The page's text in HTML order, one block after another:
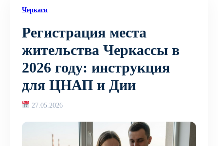
Черкаси
Регистрация места
жительства Черкассы в
2026 году: инструкция
для ЦНАП и Дии
27.05.2026